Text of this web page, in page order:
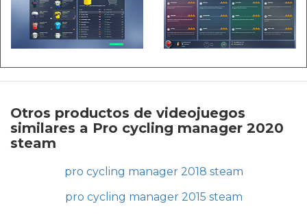
Otros productos de videojuegos
similares a Pro cycling manager 2020
steam
pro cycling manager 2018 steam
pro cycling manager 2015 steam